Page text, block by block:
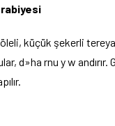
küçük şekerli
d»ha rnu y w